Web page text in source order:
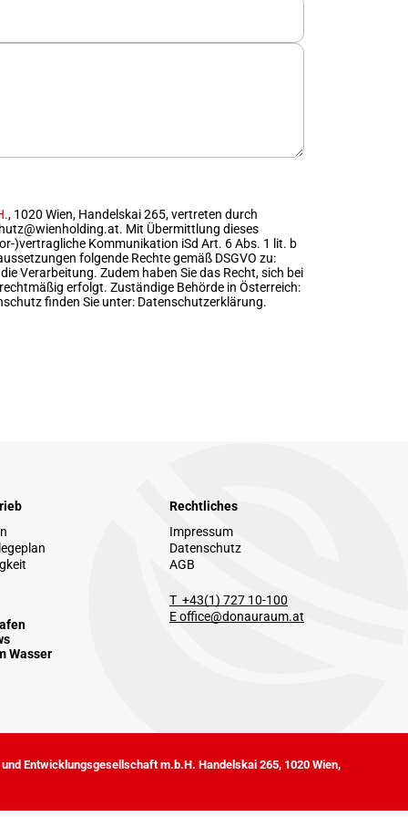
, 1020 Wien, Handelskai 265,vertreten durch
Mit Übermittlung dieses
)vertragliche Kommunikation iSd Art. 6 Abs. 1 lit. b
folgende Rechte gemäß DSGVO zu:
Verarbeitung. Zudem haben Sie das Recht, sich bei
erfolgt. Zuständige Behörde in Österreich:
finden Sie unter: Datenschutzerklärung.
Wasser
Rechtliches
Impressum
Datenschutz
AGB
T +43(1) 727 10-100
E office@donauraum.at
Entwicklungsgesellschaft m.b.H. Handelskai 265, 1020 Wien,